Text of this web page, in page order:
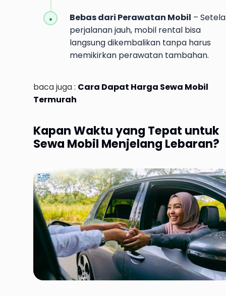
Bebas dari Perawatan Mobil –
perjalanan jauh, mobil rental bisa
langsung dikembalikan tanpa harus
memikirkan perawatan tambahan.
baca juga : Cara Dapat Harga Sewa Mobil
Termurah
Kapan Waktu yang Tepat untuk
Sewa Mobil Menjelang Lebaran?